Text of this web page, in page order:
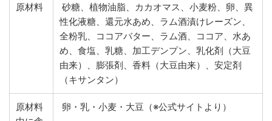
原材料
砂糖、植物油脂、カカオマス、小麦粉、卵、異
性化液糖、還元水あめ、ラム酒漬けレーズン、
全粉乳、ココアバター、ラム酒、ココア、水あ
め、食塩、乳糖、加工デンプン、乳化剤（大豆
由来）、膨張剤、香料（大豆由来）、安定剤
（キサンタン）
原材料
卵・乳・小麦・大豆（※公式サイトより）